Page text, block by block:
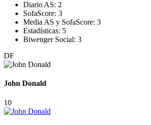
Diario AS: 2
SofaScore: 3
Media AS y SofaScore: 3
Estadísticas: 5
Biwenger Social: 3
DF
John Donald
10